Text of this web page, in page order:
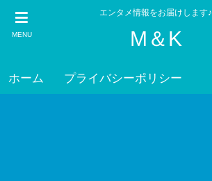
MENU
エンタメ情報をお届けします♪
M＆K
ホーム プライバシーポリシー